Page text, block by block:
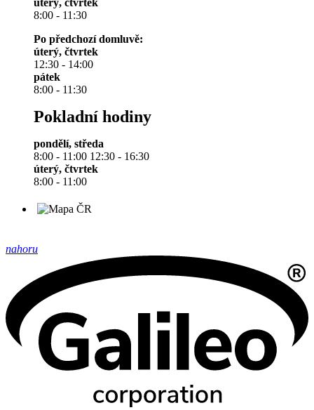
úterý, čtvrtek
8:00 - 11:30
Po předchozí domluvě:
úterý, čtvrtek
12:30 - 14:00
pátek
8:00 - 11:30
Pokladní hodiny
pondělí, středa
8:00 - 11:00 12:30 - 16:30
úterý, čtvrtek
8:00 - 11:00
nahoru